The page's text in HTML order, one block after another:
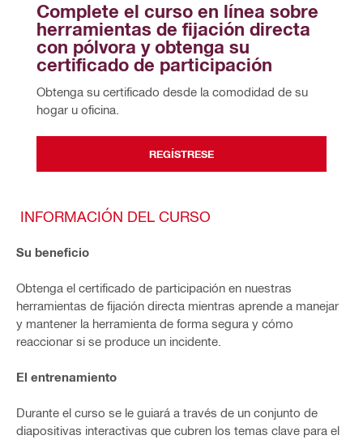
Complete el curso en línea sobre
herramientas de fijación directa
con pólvora y obtenga su
certificado de participación
Obtenga su certificado desde la comodidad de su
hogar u oficina.
REGÍSTRESE
INFORMACIÓN DEL CURSO
Su beneficio
Obtenga el certificado de participación en nuestras
herramientas de fijación directa mientras aprende a manejar
y mantener la herramienta de forma segura y cómo
reaccionar si se produce un incidente.
El entrenamiento
Durante el curso se le guiará a través de un conjunto de
diapositivas interactivas que cubren los temas clave para el